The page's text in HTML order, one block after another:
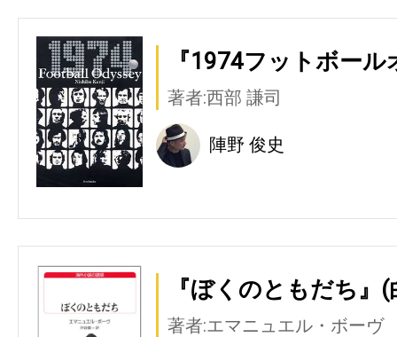
『1974フットボー
著者:西部 謙司
陣野 俊史
『ぼくのともだち』
著者:エマニュエル・ボーヴ